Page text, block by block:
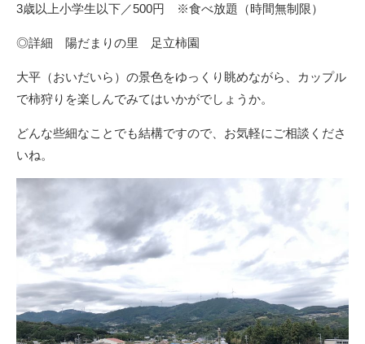
3歳以上小学生以下／500円 ※食べ放題（時間無制限）
◎詳細 陽だまりの里 足立柿園
大平（おいだいら）の景色をゆっくり眺めながら、カップル
で柿狩りを楽しんでみてはいかがでしょうか。
どんな些細なことでも結構ですので、お気軽にご相談くださ
いね。